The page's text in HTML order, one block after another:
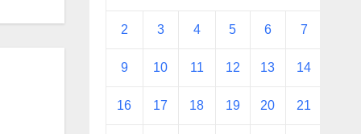
2 3 4 5 6 7
9 10 11 12 13 14
16 17 18 19 20 21